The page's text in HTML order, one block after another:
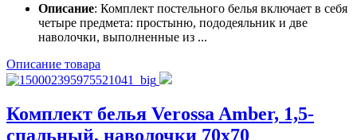
Описание: Комплект постельного белья включает в себя
четыре предмета: простыню, пододеяльник и две
наволочки, выполненные из ...
Описание товара
Комплект белья Verossa Amber, 1,5-
спальный, наволочки 70х70